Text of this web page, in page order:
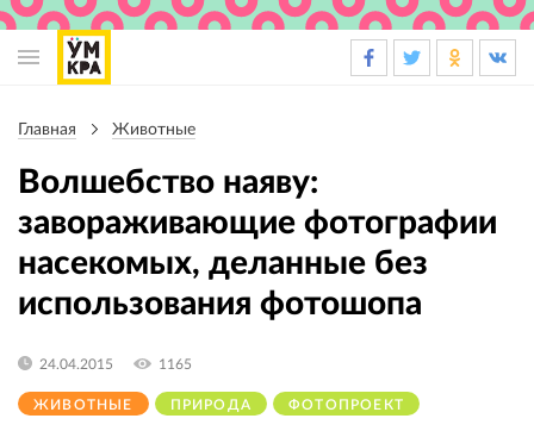
навигация
навигации
Главная Животные
Волшебство наяву:
завораживающие фотографии
насекомых, деланные без
использования фотошопа
ЖИВОТНЫЕ ПРИРОДА ФОТОПРОЕКТ
24.04.2015 1165